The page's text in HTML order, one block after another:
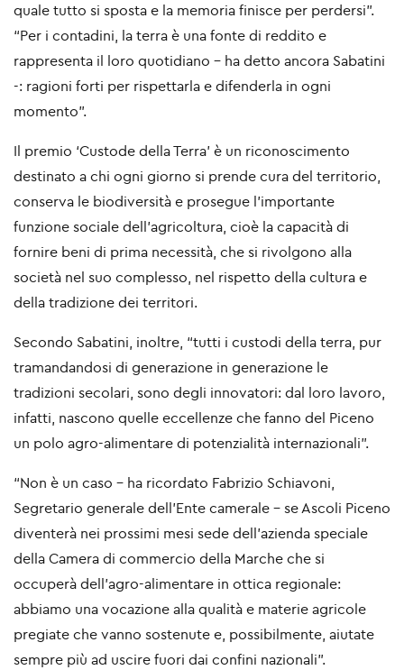
quale tutto si sposta e la memoria finisce per perdersi”.
“Per i contadini, la terra è una fonte di reddito e
rappresenta il loro quotidiano – ha detto ancora Sabatini
-: ragioni forti per rispettarla e difenderla in ogni
momento”.
Il premio ‘Custode della Terra’ è un riconoscimento
destinato a chi ogni giorno si prende cura del territorio,
conserva le biodiversità e prosegue l’importante
funzione sociale dell’agricoltura, cioè la capacità di
fornire beni di prima necessità, che si rivolgono alla
società nel suo complesso, nel rispetto della cultura e
della tradizione dei territori.
Secondo Sabatini, inoltre, “tutti i custodi della terra, pur
tramandandosi di generazione in generazione le
tradizioni secolari, sono degli innovatori: dal loro lavoro,
infatti, nascono quelle eccellenze che fanno del Piceno
un polo agro-alimentare di potenzialità internazionali”.
“Non è un caso – ha ricordato Fabrizio Schiavoni,
Segretario generale dell’Ente camerale – se Ascoli Piceno
diventerà nei prossimi mesi sede dell’azienda speciale
della Camera di commercio della Marche che si
occuperà dell’agro-alimentare in ottica regionale:
abbiamo una vocazione alla qualità e materie agricole
pregiate che vanno sostenute e, possibilmente, aiutate
sempre più ad uscire fuori dai confini nazionali”.